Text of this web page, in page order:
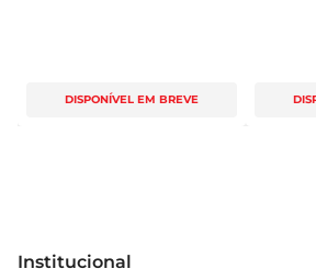
DISPONÍVEL EM BREVE
Institucional